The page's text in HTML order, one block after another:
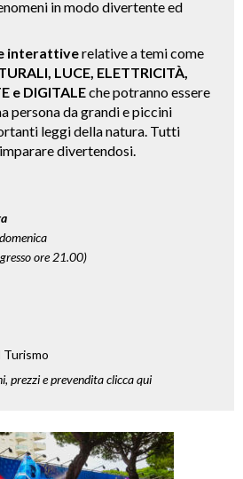
in modo divertente ed
interattiverelative a temi come
LUCE, ELETTRICITÀ,
e DIGITALEche potranno essere
persona da grandi e piccini
leggi della natura. Tutti
divertendosi.
ore 21.00)
Turismo
prezzi e prevendita cliccaqui